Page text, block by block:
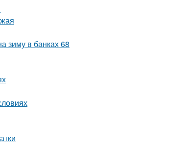
зиму в банках 68